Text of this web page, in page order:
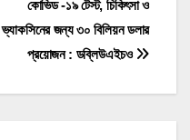
কোভিড -১৯ টেস্ট, চিকিৎসা ও
ভ্যাকসিনের জন্য ৩০ বিলিয়ন ডলার
প্রয়োজন : ডব্লিউএইচও